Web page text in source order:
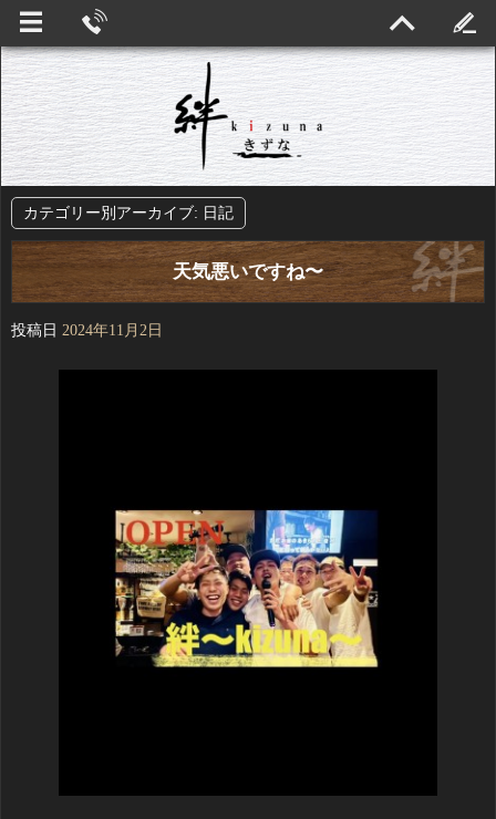
カテゴリー別アーカイブ: 日記
天気悪いですね〜
投稿日 2024年11月2日